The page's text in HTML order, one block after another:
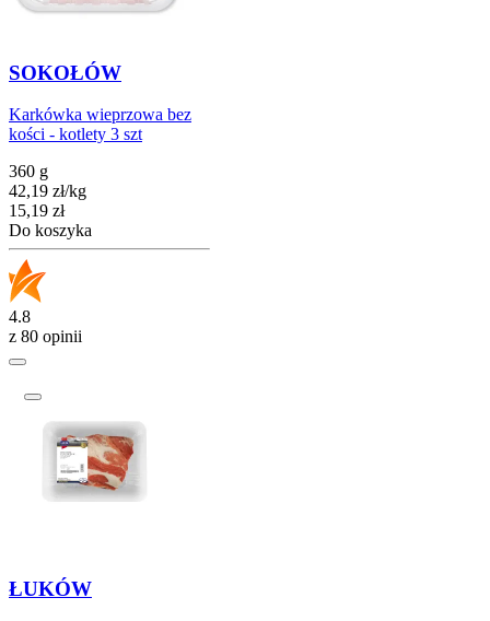
SOKOŁÓW
Karkówka wieprzowa bez
kości - kotlety 3 szt
360 g
42,19 zł/kg
Cena
15,19 zł
Do koszyka
4.8
z 80 opinii
ŁUKÓW